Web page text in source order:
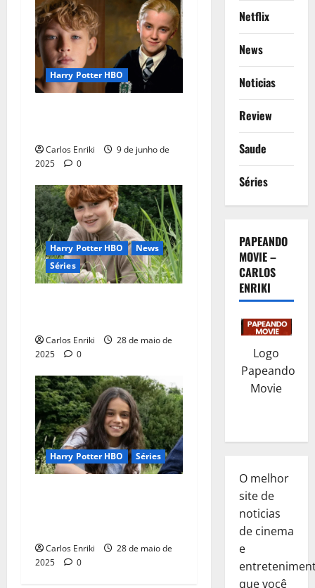
Harry Potter HBO
Carlos Enriki
9 de junho de
2025
0
Harry Potter HBO
News
Séries
Carlos Enriki
28 de maio de
2025
0
Harry Potter HBO Séries
Carlos Enriki
28 de maio de
2025
0
Netflix
News
Noticias
Review
Saude
Séries
PAPEANDO
MOVIE –
CARLOS
ENRIKI
Logo
Papeando
Movie
O melhor
site de
noticias
de cinema
e
que você